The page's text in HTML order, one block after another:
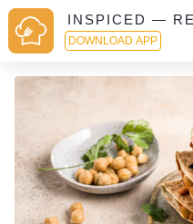
INSPICED —
DOWNLOAD APP